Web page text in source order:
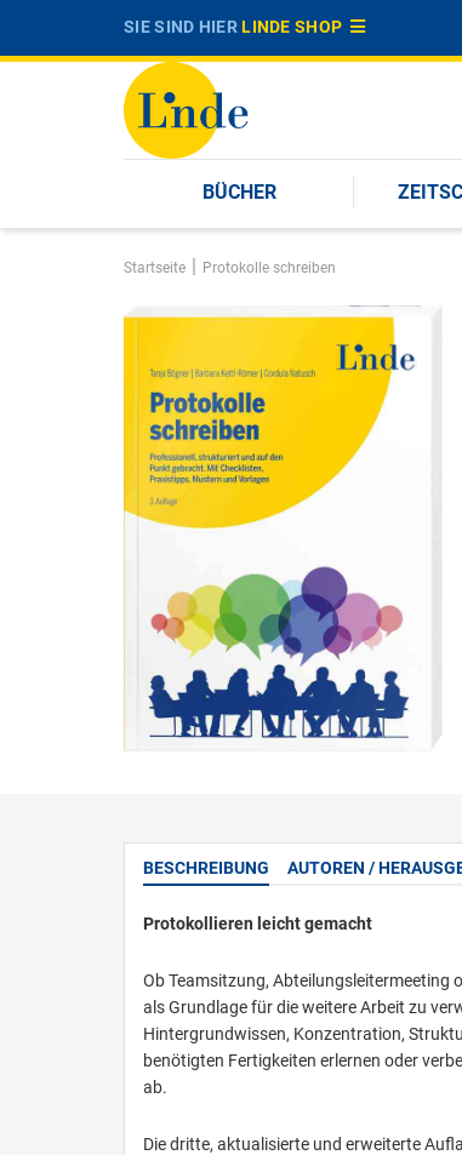
SIE SIND HIERLINDE SHOP
BÜCHER
Startseite | Protokolle schreiben
BESCHREIBUNG AUTOREN /
Protokollieren leicht gemacht
Ob Teamsitzung, Abteilungsleitermeeting
als Grundlage für die weitere Arbeit zu
Hintergrundwissen, Konzentration,
benötigten Fertigkeiten erlernen oder
ab.
Die dritte, aktualisierte und erweiterte